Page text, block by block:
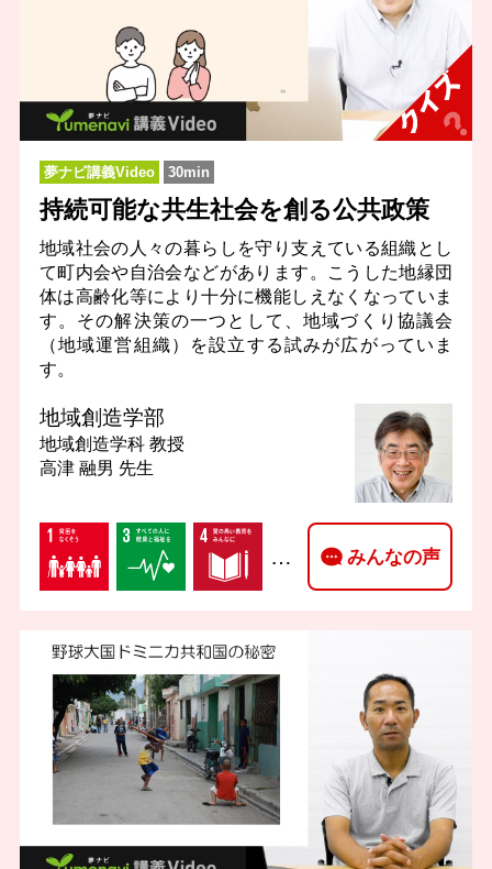
夢ナビ講義Video 30min
持続可能な共生社会を創る公共政策
地域社会の人々の暮らしを守り支えている組織とし
て町内会や自治会などがあります。こうした地縁団
体は高齢化等により十分に機能しえなくなっていま
す。その解決策の一つとして、地域づくり協議会
（地域運営組織）を設立する試みが広がっていま
す。
地域創造学部
地域創造学科 教授
高津 融男 先生
… みんなの声